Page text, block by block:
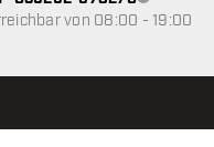
von 08:00 - 19:00